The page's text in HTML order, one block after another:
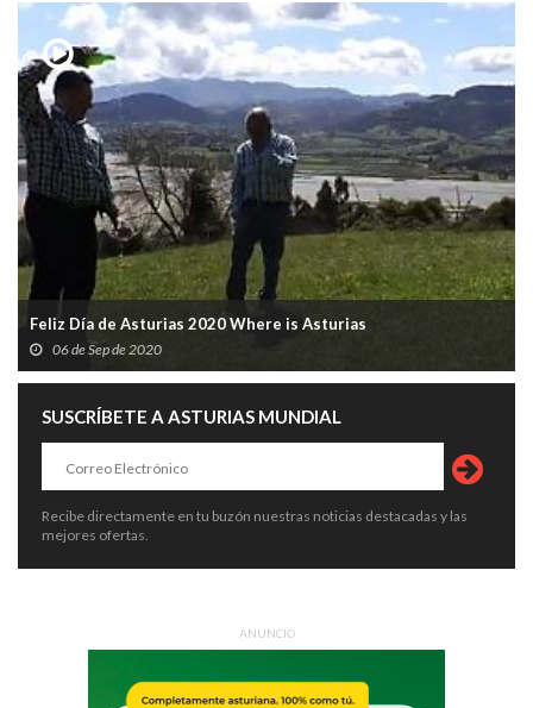
Feliz Día de Asturias 2020 Where is Asturias
06 de Sep de 2020
SUSCRÍBETE A ASTURIAS MUNDIAL
Recibe directamente en tu buzón nuestras noticias destacadas y las
mejores ofertas.
ANUNCIO